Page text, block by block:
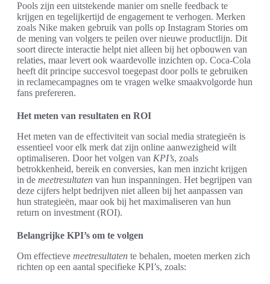
Pools zijn een uitstekende manier om snelle feedback te
krijgen en tegelijkertijd de engagement te verhogen. Merken
zoals Nike maken gebruik van polls op Instagram Stories om
de mening van volgers te peilen over nieuwe productlijn. Dit
soort directe interactie helpt niet alleen bij het opbouwen van
relaties, maar levert ook waardevolle inzichten op. Coca-Cola
heeft dit principe succesvol toegepast door polls te gebruiken
in reclamecampagnes om te vragen welke smaakvolgorde hun
fans prefereren.
Het meten van resultaten en ROI
Het meten van de effectiviteit van social media strategieën is
essentieel voor elk merk dat zijn online aanwezigheid wilt
optimaliseren. Door het volgen van KPI’s, zoals
betrokkenheid, bereik en conversies, kan men inzicht krijgen
in de meetresultaten van hun inspanningen. Het begrijpen van
deze cijfers helpt bedrijven niet alleen bij het aanpassen van
hun strategieën, maar ook bij het maximaliseren van hun
return on investment (ROI).
Belangrijke KPI’s om te volgen
Om effectieve meetresultaten te behalen, moeten merken zich
richten op een aantal specifieke KPI’s, zoals: